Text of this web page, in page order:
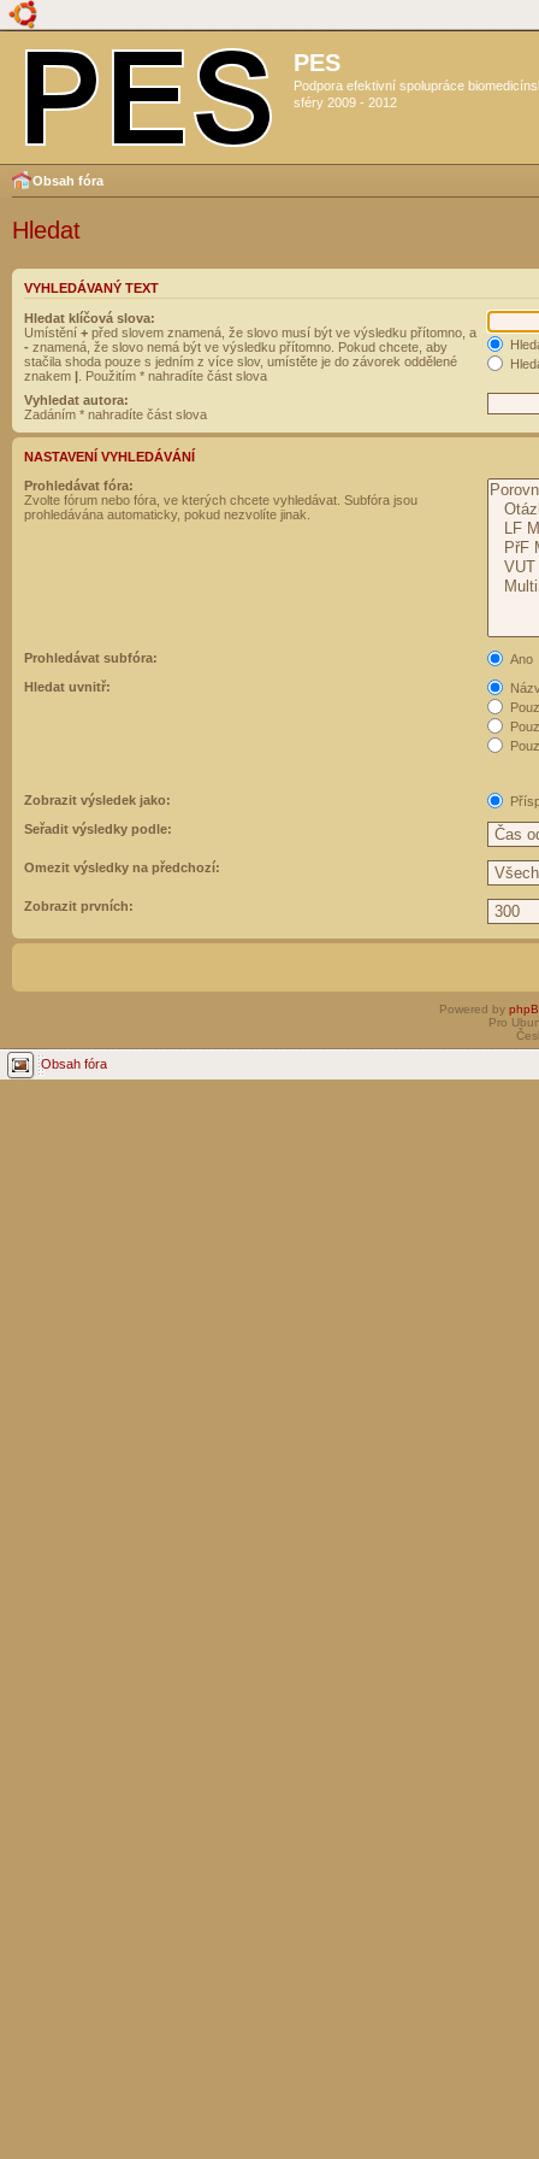
PES
Podpora efektivní spolupráce
sféry 2009 - 2012
Obsah fóra
Hledat
VYHLEDÁVANÝ TEXT
Hledat klíčová slova:
Umístění + před slovem znamená, že slovo musí být ve výsledku přítomno, a
- znamená, že slovo nemá být ve výsledku přítomno. Pokud chcete, aby
stačila shoda pouze s jedním z více slov, umístěte je do závorek oddělené
znakem | . Použitím * nahradíte část slova
Vyhledat autora:
Zadáním * nahradíte část slova
NASTAVENÍ VYHLEDÁVÁNÍ
Prohledávat fóra:
Zvolte fórum nebo fóra, ve kterých chcete vyhledávat. Subfóra jsou
prohledávána automaticky, pokud nezvolíte jinak.
Prohledávat subfóra:
Ano
Hledat uvnitř:
Zobrazit výsledek jako:
Seřadit výsledky podle:
Omezit výsledky na předchozí:
Zobrazit prvních:
Powered by
Pro
Obsah fóra